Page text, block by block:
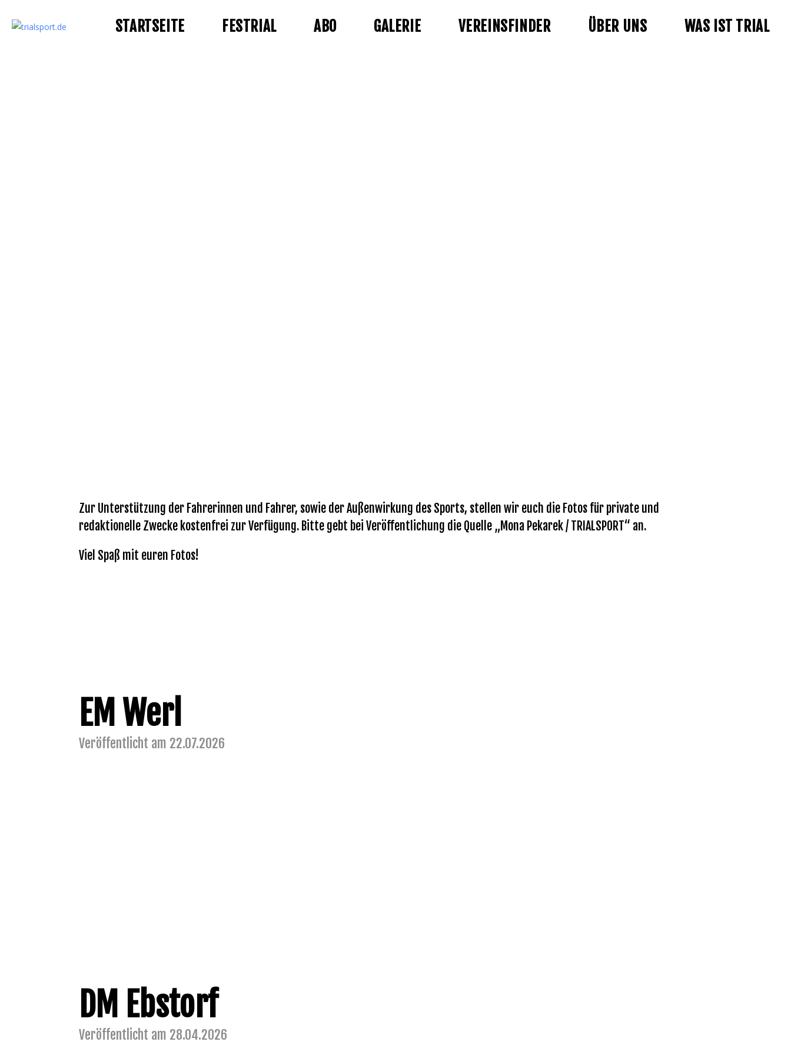
STARTSEITE FESTRIAL ABO GALERIE VEREINSFINDER ÜBER UNS WAS IST TRIAL
Zur Unterstützung der Fahrerinnen und Fahrer, sowie der Außenwirkung des Sports, stellen wir euch die Fotos für private und
redaktionelle Zwecke kostenfrei zur Verfügung. Bitte gebt bei Veröffentlichung die Quelle „Mona Pekarek / TRIALSPORT“ an.
Viel Spaß mit euren Fotos!
EM Werl
Veröffentlicht am 22.07.2026
DM Ebstorf
Veröffentlicht am 28.04.2026